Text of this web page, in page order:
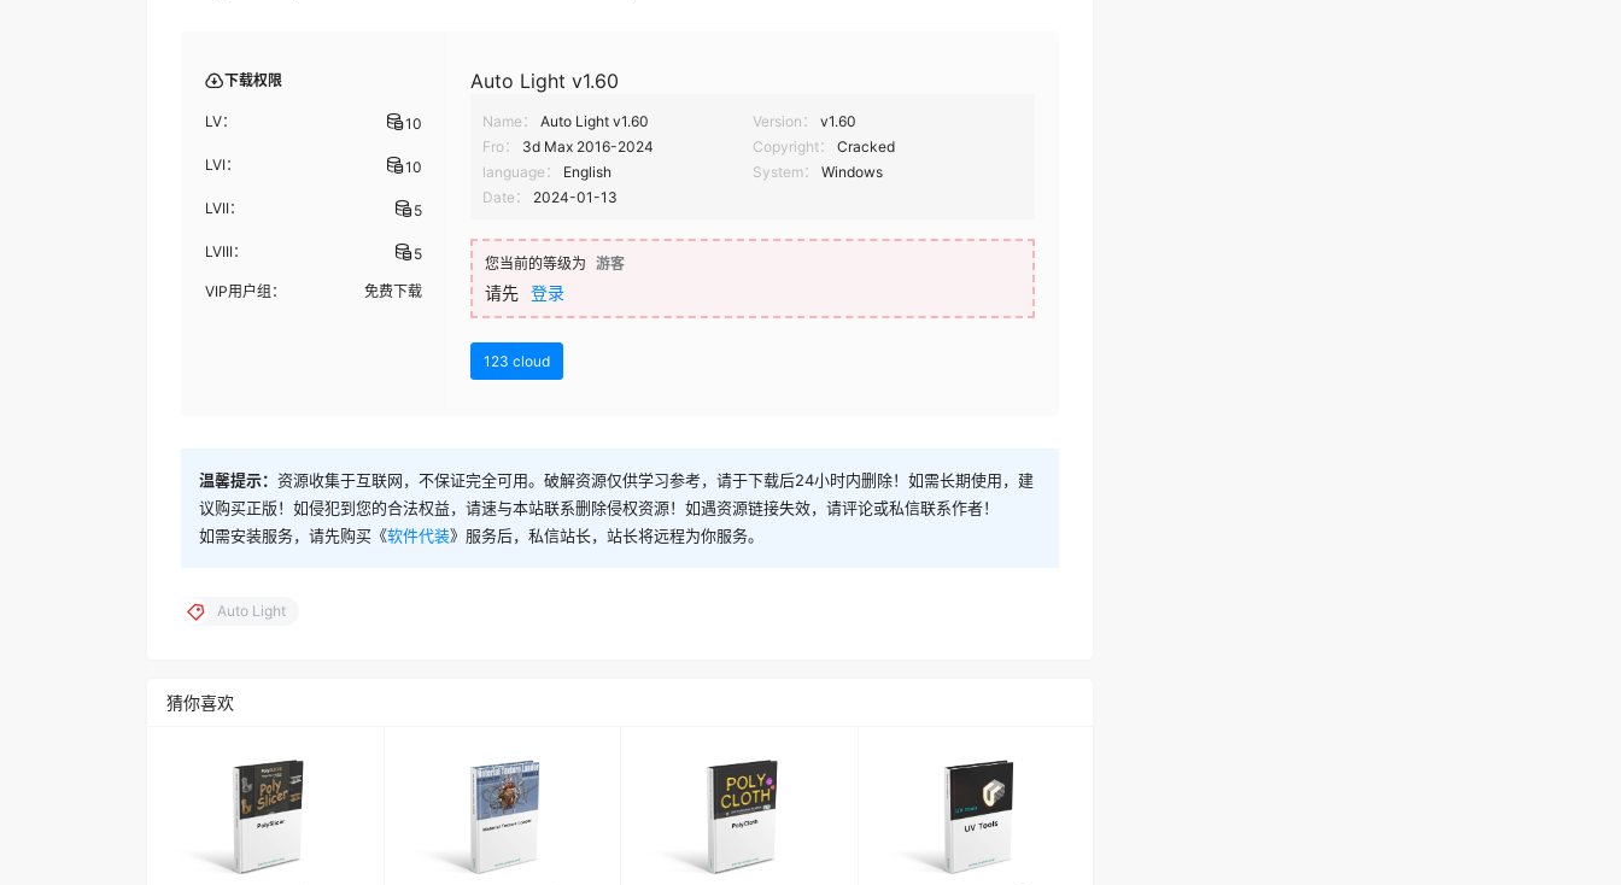
下载权限
LV： 10
LVI： 10
LVII： 5
LVIII： 5
VIP用户组： 免费下载
Auto Light v1.60
Name： Auto Light v1.60 Version：
v1.60
Fro：
3d Max 2016-2024 Copyright：
Cracked
language：
English System：
Windows
Date：
2024-01-13
您当前的等级为 游客
请先 登录
123 cloud
温馨提示： 资源收集于互联网，不保证完全可用。破解资源仅供学习参考，请于下载后24小时内删除！如需长期使用，建
议购买正版！如侵犯到您的合法权益，请速与本站联系删除侵权资源！如遇资源链接失效，请评论或私信联系作者！
如需安装服务，请先购买《软件代装》服务后，私信站长，站长将远程为你服务。
Auto Light
猜你喜欢